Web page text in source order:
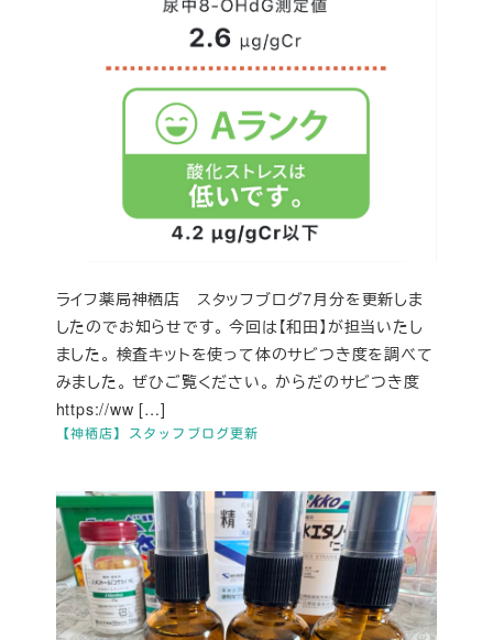
【神栖店】スタッフブログ更新
ライフ薬局神栖店 スタッフブログ7月分を更新しま
したのでお知らせです。 今回は【和田】が担当いたし
ました。 検査キットを使って体のサビつき度を調べて
みました。 ぜひご覧ください。 からだのサビつき度
https://ww […]